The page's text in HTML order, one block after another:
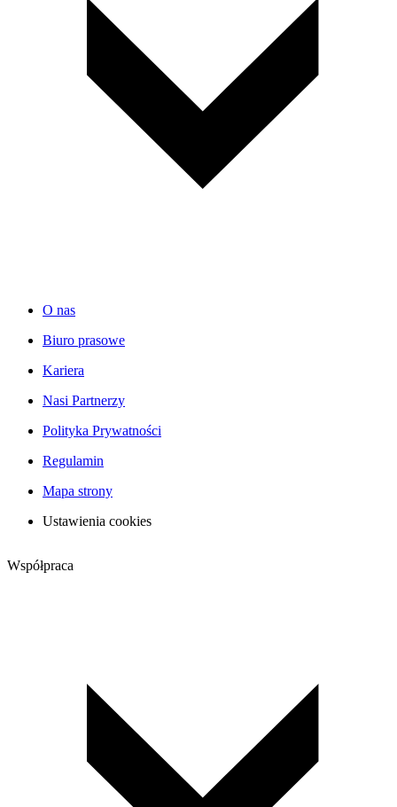
O nas
Biuro prasowe
Kariera
Nasi Partnerzy
Polityka Prywatności
Regulamin
Mapa strony
Ustawienia cookies
Współpraca